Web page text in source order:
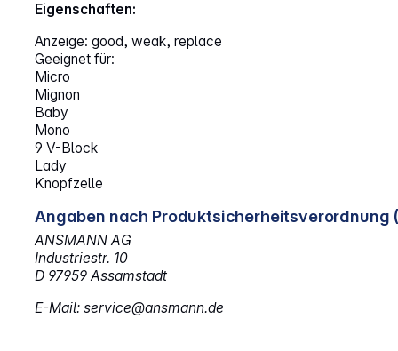
Eigenschaften:
Anzeige: good, weak, replace
Geeignet für:
Micro
Mignon
Baby
Mono
9 V-Block
Lady
Knopfzelle
Angaben nach Produktsicherheitsverordnung
ANSMANN AG
Industriestr. 10
D 97959 Assamstadt
E-Mail: service@ansmann.de